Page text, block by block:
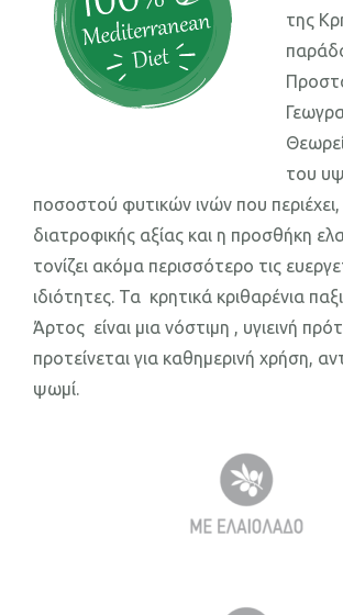
της
του
ποσοστού φυτικών ινών που
διατροφικής αξίας και η προσθήκη
τονίζει ακόμα περισσότερο τις
ιδιότητες. Τα κρητικά κριθαρένια
Άρτος είναι μια νόστιμη , υγιεινή
προτείνεται για καθημερινή χρήση,
ψωμί.